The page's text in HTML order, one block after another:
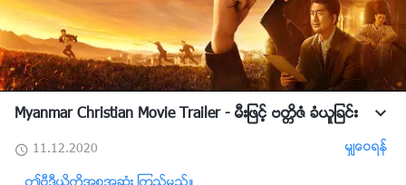
Myanmar Christian Movie Trailer - မီးျဖင့္ ဗတၱိဇံ ခံယူျခင္း
11.12.2020
မွ်ေဝရန္